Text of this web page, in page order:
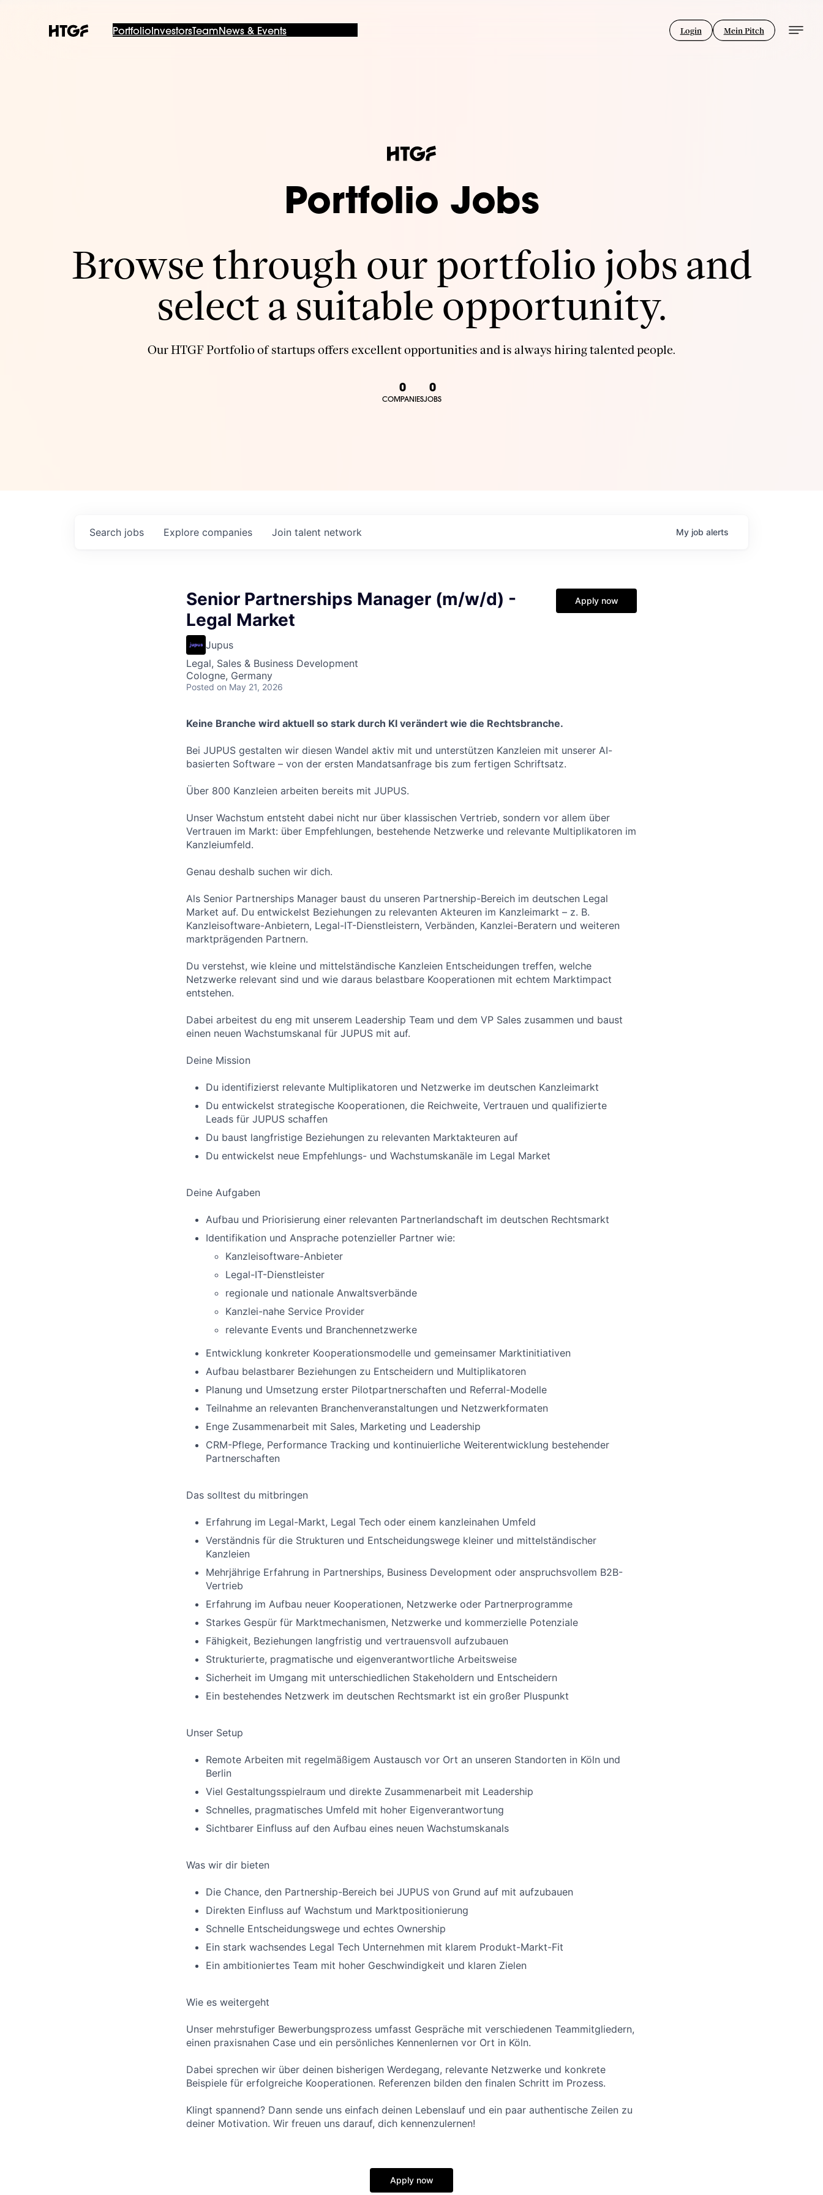
PortfolioInvestorsTeam News & Events Login Mein Pitch
Portfolio Jobs
Browse through our portfolio jobs and
select a suitable opportunity.
Our HTGF Portfolio of startups offers excellent opportunities and is always hiring talented people.
0
COMPANIES
0
JOBS
Search jobs Explore companies Join talent network My job alerts
Senior Partnerships Manager (m/w/d) -
Legal Market
Jupus
Legal, Sales & Business Development
Cologne, Germany
Posted on May 21, 2026
Apply now
Keine Branche wird aktuell so stark durch KI verändert wie die Rechtsbranche.
Bei JUPUS gestalten wir diesen Wandel aktiv mit und unterstützen Kanzleien mit unserer AI-
basierten Software – von der ersten Mandatsanfrage bis zum fertigen Schriftsatz.
Über 800 Kanzleien arbeiten bereits mit JUPUS.
Unser Wachstum entsteht dabei nicht nur über klassischen Vertrieb, sondern vor allem über
Vertrauen im Markt: über Empfehlungen, bestehende Netzwerke und relevante Multiplikatoren im
Kanzleiumfeld.
Genau deshalb suchen wir dich.
Als Senior Partnerships Manager baust du unseren Partnership-Bereich im deutschen Legal
Market auf. Du entwickelst Beziehungen zu relevanten Akteuren im Kanzleimarkt – z. B.
Kanzleisoftware-Anbietern, Legal-IT-Dienstleistern, Verbänden, Kanzlei-Beratern und weiteren
marktprägenden Partnern.
Du verstehst, wie kleine und mittelständische Kanzleien Entscheidungen treffen, welche
Netzwerke relevant sind und wie daraus belastbare Kooperationen mit echtem Marktimpact
entstehen.
Dabei arbeitest du eng mit unserem Leadership Team und dem VP Sales zusammen und baust
einen neuen Wachstumskanal für JUPUS mit auf.
Deine Mission
Du identifizierst relevante Multiplikatoren und Netzwerke im deutschen Kanzleimarkt
Du entwickelst strategische Kooperationen, die Reichweite, Vertrauen und qualifizierte
Leads für JUPUS schaffen
Du baust langfristige Beziehungen zu relevanten Marktakteuren auf
Du entwickelst neue Empfehlungs- und Wachstumskanäle im Legal Market
Deine Aufgaben
Aufbau und Priorisierung einer relevanten Partnerlandschaft im deutschen Rechtsmarkt
Identifikation und Ansprache potenzieller Partner wie:
Kanzleisoftware-Anbieter
Legal-IT-Dienstleister
regionale und nationale Anwaltsverbände
Kanzlei-nahe Service Provider
relevante Events und Branchennetzwerke
Entwicklung konkreter Kooperationsmodelle und gemeinsamer Marktinitiativen
Aufbau belastbarer Beziehungen zu Entscheidern und Multiplikatoren
Planung und Umsetzung erster Pilotpartnerschaften und Referral-Modelle
Teilnahme an relevanten Branchenveranstaltungen und Netzwerkformaten
Enge Zusammenarbeit mit Sales, Marketing und Leadership
CRM-Pflege, Performance Tracking und kontinuierliche Weiterentwicklung bestehender
Partnerschaften
Das solltest du mitbringen
Erfahrung im Legal-Markt, Legal Tech oder einem kanzleinahen Umfeld
Verständnis für die Strukturen und Entscheidungswege kleiner und mittelständischer
Kanzleien
Mehrjährige Erfahrung in Partnerships, Business Development oder anspruchsvollem B2B-
Vertrieb
Erfahrung im Aufbau neuer Kooperationen, Netzwerke oder Partnerprogramme
Starkes Gespür für Marktmechanismen, Netzwerke und kommerzielle Potenziale
Fähigkeit, Beziehungen langfristig und vertrauensvoll aufzubauen
Strukturierte, pragmatische und eigenverantwortliche Arbeitsweise
Sicherheit im Umgang mit unterschiedlichen Stakeholdern und Entscheidern
Ein bestehendes Netzwerk im deutschen Rechtsmarkt ist ein großer Pluspunkt
Unser Setup
Remote Arbeiten mit regelmäßigem Austausch vor Ort an unseren Standorten in Köln und
Berlin
Viel Gestaltungsspielraum und direkte Zusammenarbeit mit Leadership
Schnelles, pragmatisches Umfeld mit hoher Eigenverantwortung
Sichtbarer Einfluss auf den Aufbau eines neuen Wachstumskanals
Was wir dir bieten
Die Chance, den Partnership-Bereich bei JUPUS von Grund auf mit aufzubauen
Direkten Einfluss auf Wachstum und Marktpositionierung
Schnelle Entscheidungswege und echtes Ownership
Ein stark wachsendes Legal Tech Unternehmen mit klarem Produkt-Markt-Fit
Ein ambitioniertes Team mit hoher Geschwindigkeit und klaren Zielen
Wie es weitergeht
Unser mehrstufiger Bewerbungsprozess umfasst Gespräche mit verschiedenen Teammitgliedern,
einen praxisnahen Case und ein persönliches Kennenlernen vor Ort in Köln.
Dabei sprechen wir über deinen bisherigen Werdegang, relevante Netzwerke und konkrete
Beispiele für erfolgreiche Kooperationen. Referenzen bilden den finalen Schritt im Prozess.
Klingt spannend? Dann sende uns einfach deinen Lebenslauf und ein paar authentische Zeilen zu
deiner Motivation. Wir freuen uns darauf, dich kennenzulernen!
Apply now